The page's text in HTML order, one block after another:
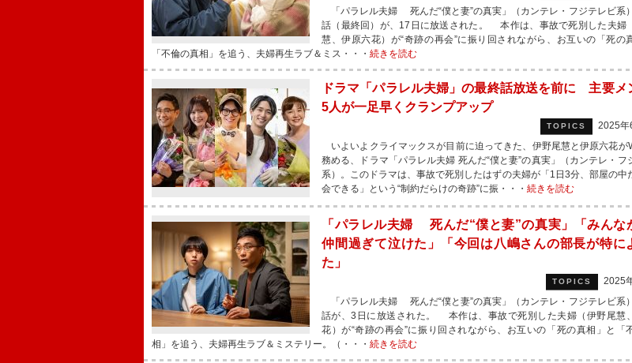
「パラレル夫婦 死んだ“僕と妻”の真実」（カンテレ・フジテレビ系
話（最終回）が、17日に放送された。 本作は、事故で死別した夫婦
慧、伊原六花）が“奇跡の再会”に振り回されながら、お互いの「死の
「不倫の真相」を追う、夫婦再生ラブ＆ミス・・・ 続きを読む
ドラマ「パラレル夫婦」の最終話放送を前に 主要メ
5人が一足早くクランプアップ
TOPICS
2025年
いよいよクライマックスが目前に迫ってきた、伊野尾慧と伊原六花が
務める、ドラマ「パラレル夫婦 死んだ“僕と妻”の真実」（カンテレ・フ
系）。このドラマは、事故で死別したはずの夫婦が「1日3分、部屋の中
会できる」という“制約だらけの奇跡”に振・・・ 続きを読む
「パラレル夫婦 死んだ“僕と妻”の真実」「みんな
仲間過ぎて泣けた」「今回は八嶋さんの部長が特に
た」
TOPICS
2025
「パラレル夫婦 死んだ“僕と妻”の真実」（カンテレ・フジテレビ系
話が、3日に放送された。 本作は、事故で死別した夫婦（伊野尾慧
花）が“奇跡の再会”に振り回されながら、お互いの「死の真相」と「
相」を追う、夫婦再生ラブ＆ミステリー。（・・・ 続きを読む